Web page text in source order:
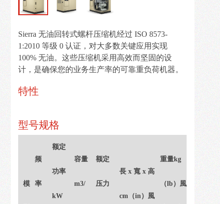
闻
资
讯
言
系
们
Sierra 无油回转式螺杆压缩机经过 ISO 8573-
1:2010 等级 0 认证，对大多数关键应用实现
100% 无油。这些压缩机采用高效而坚固的设
计，是确保您的业务生产率的可靠重负荷机器。
特性
型号规格
模
频
率
额定
功率
kW
容量
m3/
额定
压力
長 x 寬 x 高
cm（in）風
重量kg
（lb）風